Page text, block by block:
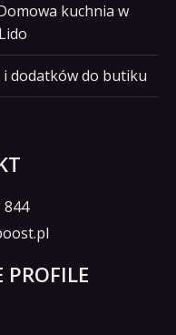
kuchnia w
dodatków do butiku
844
PROFILE